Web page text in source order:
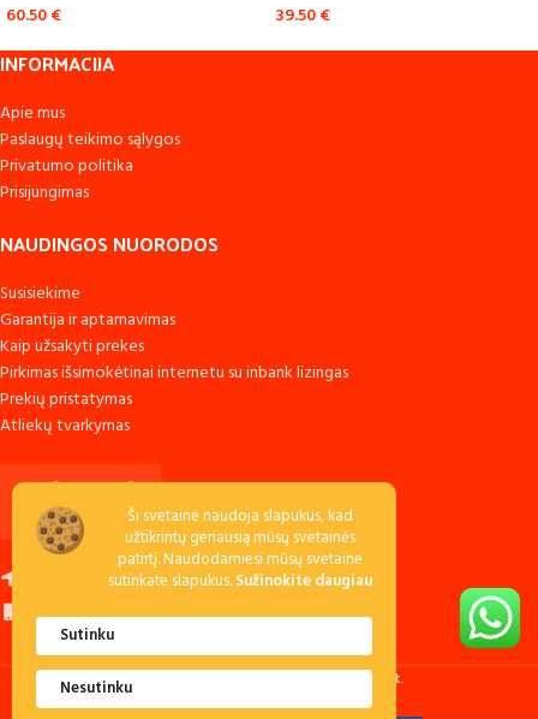
60.50€ 39.50€
INFORMACIJA
Apie mus
Paslaugų teikimo sąlygos
Privatumo politika
Prisijungimas
NAUDINGOS NUORODOS
Susisiekime
Garantija ir aptarnavimas
Kaip užsakyti prekes
Pirkimas išsimokėtinai internetu su inbank lizingas
Prekių pristatymas
Atliekų tvarkymas
Raudondvario k., LT-54138 Kauno r.
Skambinkite: +370 673 53040
Rašykite:pa
E-project.lt.
Ši svetainė naudoja slapukus, kad
užtikrintų geriausią mūsų svetainės
patirtį. Naudodamiesi mūsų svetaine
sutinkate slapukus.Sužinokite daugiau
Sutinku
Nesutinku